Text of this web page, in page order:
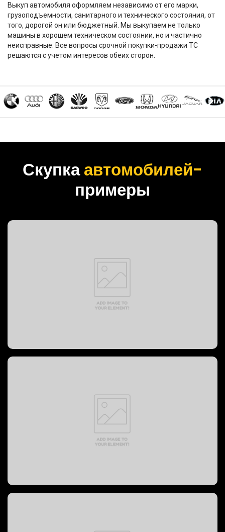
Выкуп автомобиля оформляем независимо от его марки,
грузоподъемности, санитарного и технического состояния, от
того, дорогой он или бюджетный. Мы выкупаем не только
машины в хорошем техническом состоянии, но и частично
неисправные. Все вопросы срочной покупки-продажи ТС
решаются с учетом интересов обеих сторон.
Скупкаавтомобилей-
примеры
PREVOST BUS, 1999 год
PREVOST BUS, 2004 год